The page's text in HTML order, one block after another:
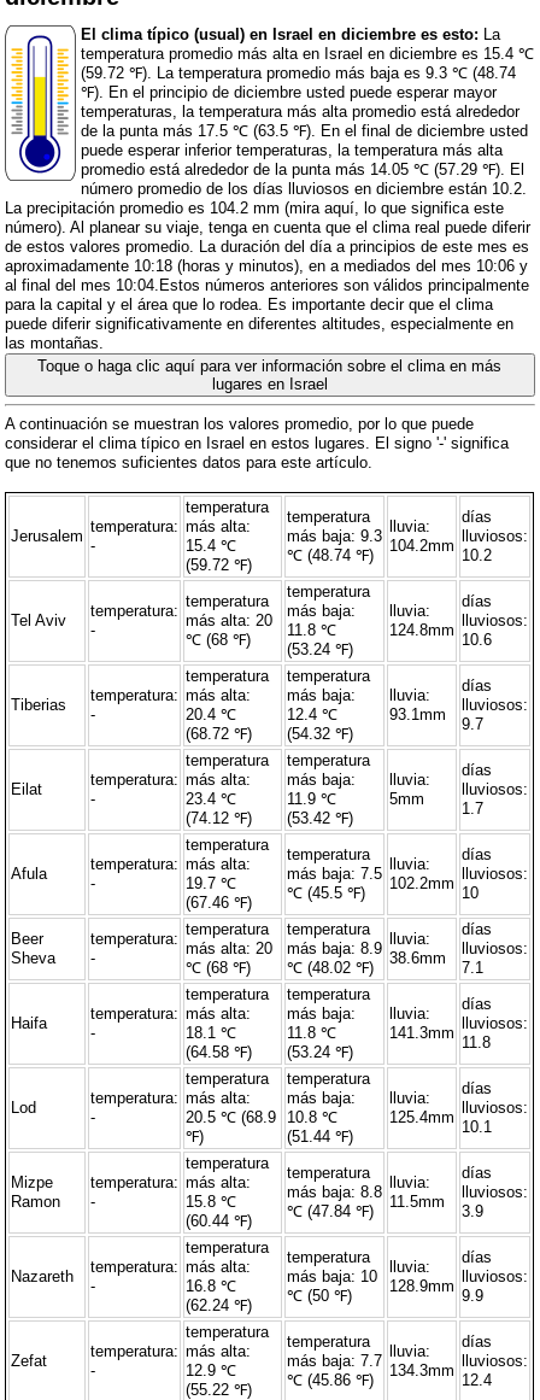
El clima típico (usual) en Israel en diciembre es esto: La
temperatura promedio más alta en Israel en diciembre es 15.4 ℃
(59.72 ℉). La temperatura promedio más baja es 9.3 ℃ (48.74
℉). En el principio de diciembre usted puede esperar mayor
temperaturas, la temperatura más alta promedio está alrededor
de la punta más 17.5 ℃ (63.5 ℉). En el final de diciembre usted
puede esperar inferior temperaturas, la temperatura más alta
promedio está alrededor de la punta más 14.05 ℃ (57.29 ℉). El
número promedio de los días lluviosos en diciembre están 10.2.
La precipitación promedio es 104.2 mm (mira aquí, lo que significa este
número). Al planear su viaje, tenga en cuenta que el clima real puede diferir
de estos valores promedio. La duración del día a principios de este mes es
aproximadamente 10:18 (horas y minutos), en a mediados del mes 10:06 y
al final del mes 10:04.Estos números anteriores son válidos principalmente
para la capital y el área que lo rodea. Es importante decir que el clima
puede diferir significativamente en diferentes altitudes, especialmente en
las montañas.
Toque o haga clic aquí para ver información sobre el clima en más
lugares en Israel
A continuación se muestran los valores promedio, por lo que puede
considerar el clima típico en Israel en estos lugares. El signo '-' significa
que no tenemos suficientes datos para este artículo.
Jerusalem
temperatura:
-
temperatura
más alta:
15.4 ℃
(59.72 ℉)
temperatura
más baja: 9.3
℃ (48.74 ℉)
lluvia:
104.2mm
días
lluviosos:
10.2
Tel Aviv
temperatura:
-
temperatura
más alta: 20
℃ (68 ℉)
temperatura
más baja:
11.8 ℃
(53.24 ℉)
lluvia:
124.8mm
días
lluviosos:
10.6
Tiberias
temperatura:
-
temperatura
más alta:
20.4 ℃
(68.72 ℉)
temperatura
más baja:
12.4 ℃
(54.32 ℉)
lluvia:
93.1mm
días
lluviosos:
9.7
Eilat
temperatura:
-
temperatura
más alta:
23.4 ℃
(74.12 ℉)
temperatura
más baja:
11.9 ℃
(53.42 ℉)
lluvia:
5mm
días
lluviosos:
1.7
Afula
temperatura:
-
temperatura
más alta:
19.7 ℃
(67.46 ℉)
temperatura
más baja: 7.5
℃ (45.5 ℉)
lluvia:
102.2mm
días
lluviosos:
10
Beer
Sheva
temperatura:
-
temperatura
más alta: 20
℃ (68 ℉)
temperatura
más baja: 8.9
℃ (48.02 ℉)
lluvia:
38.6mm
días
lluviosos:
7.1
Haifa
temperatura:
-
temperatura
más alta:
18.1 ℃
(64.58 ℉)
temperatura
más baja:
11.8 ℃
(53.24 ℉)
lluvia:
141.3mm
días
lluviosos:
11.8
Lod
temperatura:
-
temperatura
más alta:
20.5 ℃ (68.9
℉)
temperatura
más baja:
10.8 ℃
(51.44 ℉)
lluvia:
125.4mm
días
lluviosos:
10.1
Mizpe
Ramon
temperatura:
-
temperatura
más alta:
15.8 ℃
(60.44 ℉)
temperatura
más baja: 8.8
℃ (47.84 ℉)
lluvia:
11.5mm
días
lluviosos:
3.9
Nazareth
temperatura:
-
temperatura
más alta:
16.8 ℃
(62.24 ℉)
temperatura
más baja: 10
℃ (50 ℉)
lluvia:
128.9mm
días
lluviosos:
9.9
Zefat
temperatura:
-
temperatura
más alta:
12.9 ℃
(55.22 ℉)
temperatura
más baja: 7.7
℃ (45.86 ℉)
lluvia:
134.3mm
días
lluviosos:
12.4